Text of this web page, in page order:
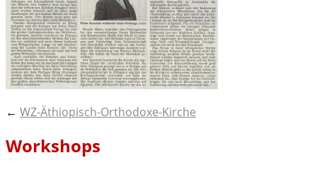
Post
navigation
← WZ-Äthiopisch-Orthodoxe-Kirche
Workshops